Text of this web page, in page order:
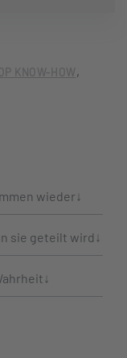
KNOW-HOW
wieder
sie geteilt wird